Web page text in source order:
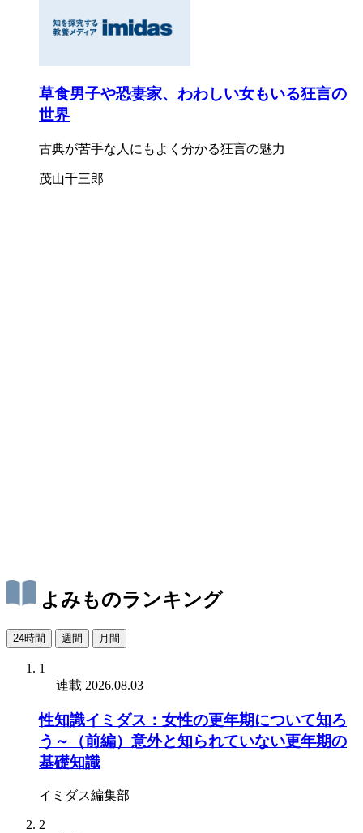
草食男子や恐妻家、わわしい女もいる狂言の
世界
古典が苦手な人にもよく分かる狂言の魅力
茂山千三郎
よみものランキング
24時間 週間 月間
1
連載 2026.08.03
性知識イミダス：女性の更年期について知ろ
う～（前編）意外と知られていない更年期の
基礎知識
イミダス編集部
2